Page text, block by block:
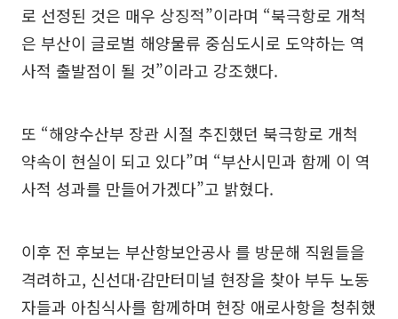
로 선정된 것은 매우 상징적”이라며 “북극항로 개척
은 부산이 글로벌 해양물류 중심도시로 도약하는 역
사적 출발점이 될 것”이라고 강조했다.
또 “해양수산부 장관 시절 추진했던 북극항로 개척
약속이 현실이 되고 있다”며 “부산시민과 함께 이 역
사적 성과를 만들어가겠다”고 밝혔다.
이후 전 후보는 부산항보안공사 를 방문해 직원들을
격려하고, 신선대·감만터미널 현장을 찾아 부두 노동
자들과 아침식사를 함께하며 현장 애로사항을 청취했